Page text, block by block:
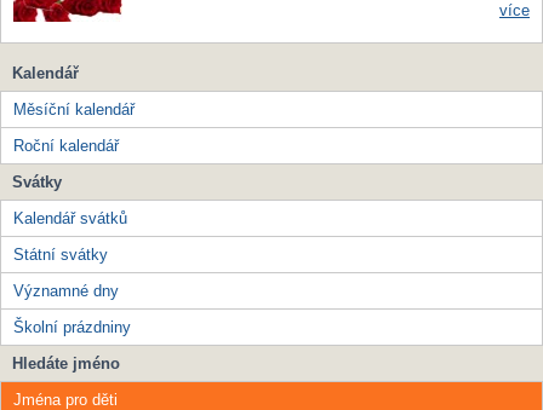
více
Kalendář
Měsíční kalendář
Roční kalendář
Svátky
Kalendář svátků
Státní svátky
Významné dny
Školní prázdniny
Hledáte jméno
Jména pro děti